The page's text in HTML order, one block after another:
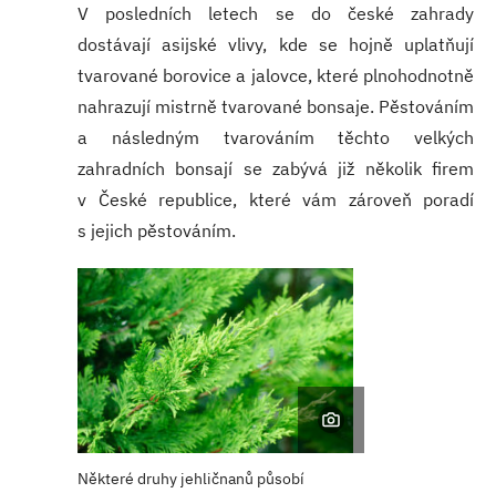
V posledních letech se do české zahrady
dostávají asijské vlivy, kde se hojně uplatňují
tvarované borovice a jalovce, které plnohodnotně
nahrazují mistrně tvarované bonsaje. Pěstováním
a následným tvarováním těchto velkých
zahradních bonsají se zabývá již několik firem
v České republice, které vám zároveň poradí
s jejich pěstováním.
Některé druhy jehličnanů působí